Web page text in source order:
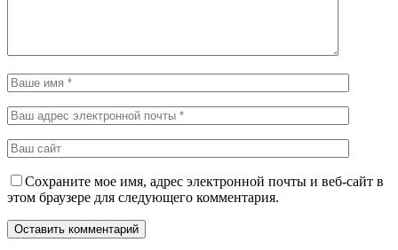
Сохраните мое имя, адрес электронной почты и веб-сайт в
этом браузере для следующего комментария.